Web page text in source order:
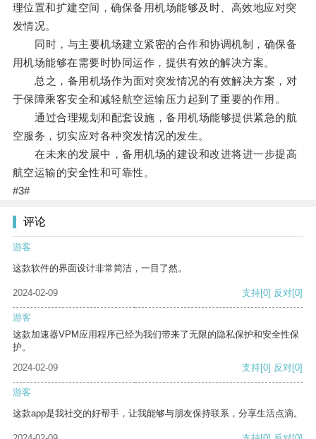
理位置和扩建空间，确保备用机场能够及时、高效地应对突
发情况。
同时，与主要机场建立紧密的合作和协调机制，确保备
用机场能够在需要时协同运作，提供有效的解决方案。
总之，备用机场作为面对突发情况的有效解决方案，对
于保障乘客安全和减轻航空运输压力起到了重要的作用。
通过合理规划和配套设施，备用机场能够提供紧急的航
空服务，切实应对各种突发情况的发生。
在未来的发展中，备用机场的建设和改进将进一步提高
航空运输的安全性和可靠性。
#3#
评论
游客
这款软件的界面设计非常简洁，一目了然。
2024-02-09 支持[0] 反对[0]
游客
这款加速器VPM应用程序已经为我们带来了无限的隐私保护和安全性保
护。
2024-02-09
支持[0] 反对[0]
游客
这款app是我社交的好帮手，让我能够与朋友保持联系，分享生活点滴。